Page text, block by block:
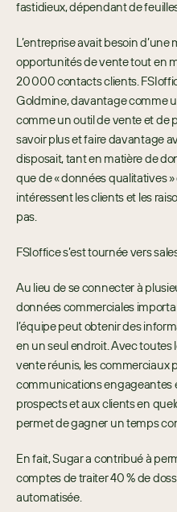
fastidieux, dépendant de
L’entreprise avait besoin
opportunités de vente tout en
20 000 contacts clients.
Goldmine, davantage comme
comme un outil de vente et de
savoir plus et faire davantage
disposait, tant en matière de
que de « données qualitatives
intéressent les clients et les
pas.
FSIoffice s’est tournée vers
Au lieu de se connecter à
données commerciales
l’équipe peut obtenir des
en un seul endroit. Avec toutes
vente réunis, les commerciaux
communications engageantes
prospects et aux clients en
permet de gagner un temps
En fait, Sugar a contribué à
comptes de traiter 40 % de
automatisée.